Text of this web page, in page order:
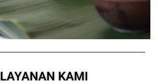
LAYANAN KAMI